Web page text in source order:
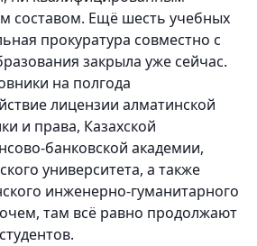
составом. Ещё шесть учебных
прокуратура совместно с
закрыла уже сейчас.
на полгода
лицензии алматинской
и права, Казахской
банковской академии,
университета, а также
инженерно-гуманитарного
там всё равно продолжают